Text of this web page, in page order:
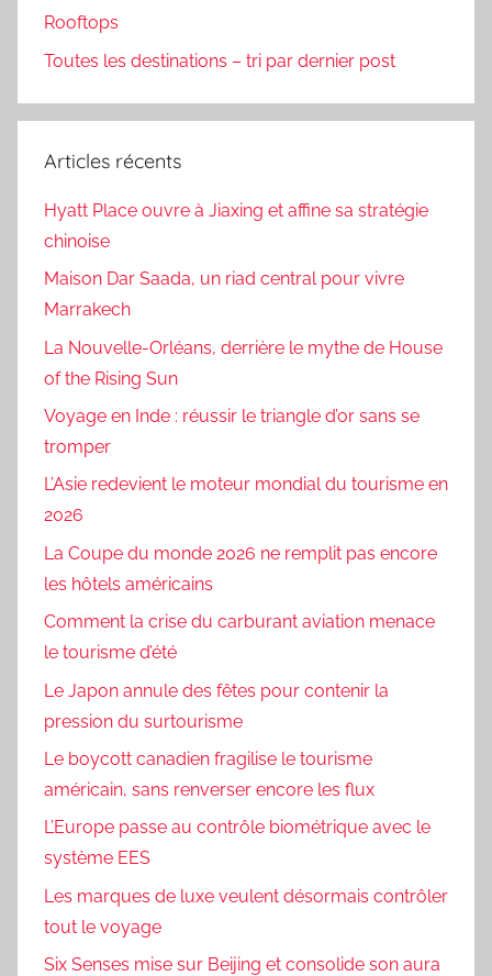
Rooftops
Toutes les destinations – tri par dernier post
Articles récents
Hyatt Place ouvre à Jiaxing et affine sa stratégie
chinoise
Maison Dar Saada, un riad central pour vivre
Marrakech
La Nouvelle-Orléans, derrière le mythe de House
of the Rising Sun
Voyage en Inde : réussir le triangle d’or sans se
tromper
L’Asie redevient le moteur mondial du tourisme en
2026
La Coupe du monde 2026 ne remplit pas encore
les hôtels américains
Comment la crise du carburant aviation menace
le tourisme d’été
Le Japon annule des fêtes pour contenir la
pression du surtourisme
Le boycott canadien fragilise le tourisme
américain, sans renverser encore les flux
L’Europe passe au contrôle biométrique avec le
système EES
Les marques de luxe veulent désormais contrôler
tout le voyage
Six Senses mise sur Beijing et consolide son aura